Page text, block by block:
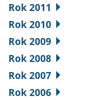
Rok 2011
Rok 2010
Rok 2009
Rok 2008
Rok 2007
Rok 2006